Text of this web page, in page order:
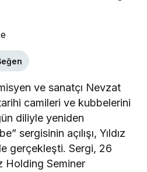
ve sanatçı Nevzat
tarihi camileri ve kubbelerini
diliyle yeniden
sergisinin açılışı, Yıldız
gerçekleşti. Sergi, 26
Holding Seminer